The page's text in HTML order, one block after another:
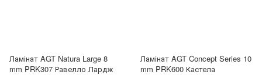
Ламінат AGT Natura Large 8
mm PRK307 Равелло Лардж
Ламінат AGT Concept Series 10
mm PRK600 Кастела